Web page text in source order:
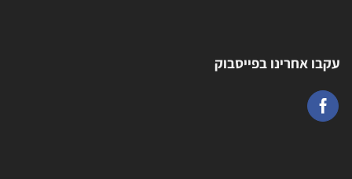
עקבו אחרינו בפייסבוק